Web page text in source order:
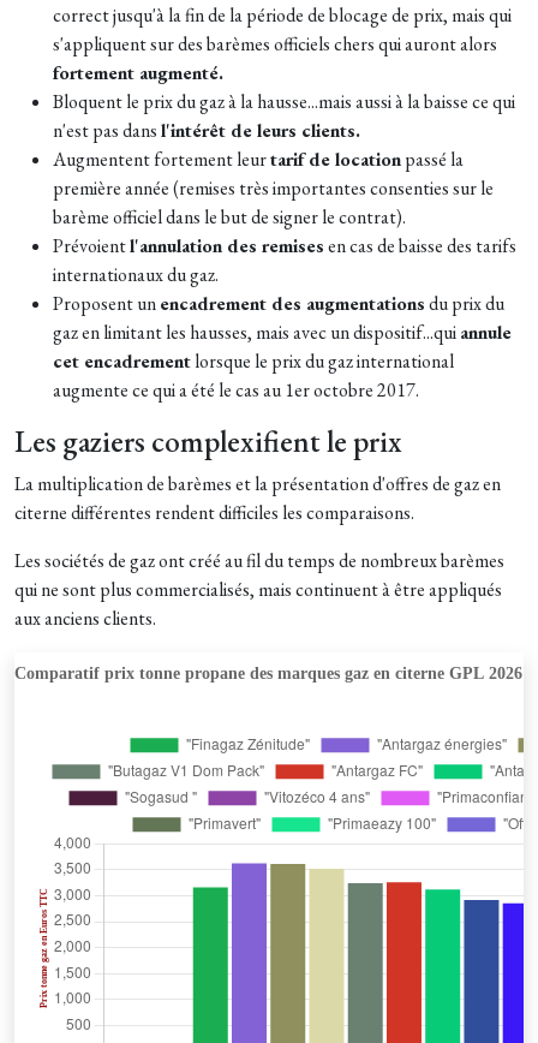
correct jusqu'à la fin de la période de blocage de prix, mais qui
s'appliquent sur des barèmes officiels chers qui auront alors
fortement augmenté.
Bloquent le prix du gaz à la hausse...mais aussi à la baisse ce qui
n'est pas dansl'intérêt de leurs clients.
Augmentent fortement leurtarif de locationpassé la
première année (remises très importantes consenties sur le
barème officiel dans le but de signer le contrat).
Prévoientl'annulation des remisesen cas de baisse des tarifs
internationaux du gaz.
Proposent unencadrement des augmentationsdu prix du
gaz en limitant les hausses, mais avec un dispositif...quiannule
cet encadrementlorsque le prix du gaz international
augmente ce qui a été le cas au 1er octobre 2017.
Les gaziers complexifient le prix
La multiplication de barèmes et la présentation d'offres de gaz en
citerne différentes rendent difficiles les comparaisons.
Les sociétés de gaz ont créé au fil du temps de nombreux barèmes
qui ne sont plus commercialisés, mais continuent à être appliqués
aux anciens clients.